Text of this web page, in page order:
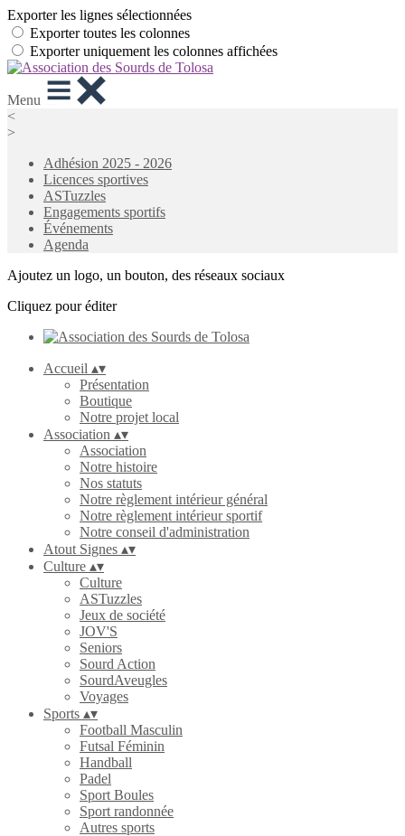
Exporter les lignes sélectionnées
Exporter toutes les colonnes
Exporter uniquement les colonnes affichées
Menu
<
>
Adhésion 2025 - 2026
Licences sportives
ASTuzzles
Engagements sportifs
Événements
Agenda
Ajoutez un logo, un bouton, des réseaux sociaux
Cliquez pour éditer
Accueil ▴▾
Présentation
Boutique
Notre projet local
Association ▴▾
Association
Notre histoire
Nos statuts
Notre règlement intérieur général
Notre règlement intérieur sportif
Notre conseil d'administration
Atout Signes ▴▾
Culture ▴▾
Culture
ASTuzzles
Jeux de société
JOV'S
Seniors
Sourd Action
SourdAveugles
Voyages
Sports ▴▾
Football Masculin
Futsal Féminin
Handball
Padel
Sport Boules
Sport randonnée
Autres sports